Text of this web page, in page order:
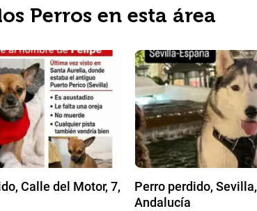
Perros en esta área
Calle del Motor, 7,
Perro perdido, Sevilla,
Andalucía